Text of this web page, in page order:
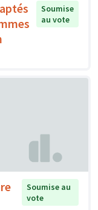
Soumise
au vote
Soumise au
vote